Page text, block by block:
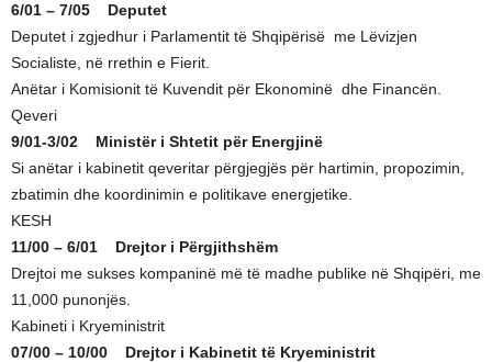
6/01 – 7/05 Deputet
Deputet i zgjedhur i Parlamentit të Shqipërisë me Lëvizjen
Socialiste, në rrethin e Fierit.
Anëtar i Komisionit të Kuvendit për Ekonominë dhe Financën.
Qeveri
9/01-3/02 Ministër i Shtetit për Energjinë
Si anëtar i kabinetit qeveritar përgjegjës për hartimin, propozimin,
zbatimin dhe koordinimin e politikave energjetike.
KESH
11/00 – 6/01 Drejtor i Përgjithshëm
Drejtoi me sukses kompaninë më të madhe publike në Shqipëri, me
11,000 punonjës.
Kabineti i Kryeministrit
07/00 – 10/00 Drejtor i Kabinetit të Kryeministrit